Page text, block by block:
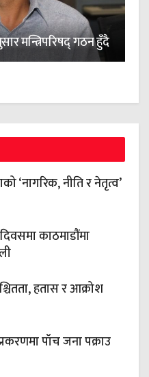
मन्त्रिपरिषद् गठन हुँदै
‘नागरिक, नीति र नेतृत्व’
काठमाडौंमा
हतास र आक्रोश
पाँच जना पक्राउ